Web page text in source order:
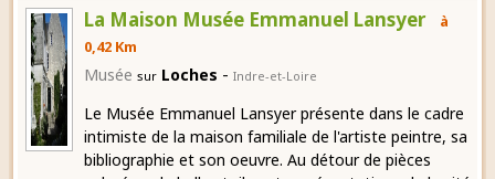
La Maison Musée Emmanuel Lansyer
à
0,42 Km
Musée sur Loches - Indre-et-Loire
Le Musée Emmanuel Lansyer présente dans le cadre
intimiste de la maison familiale de l'artiste peintre, sa
bibliographie et son oeuvre. Au détour de pièces